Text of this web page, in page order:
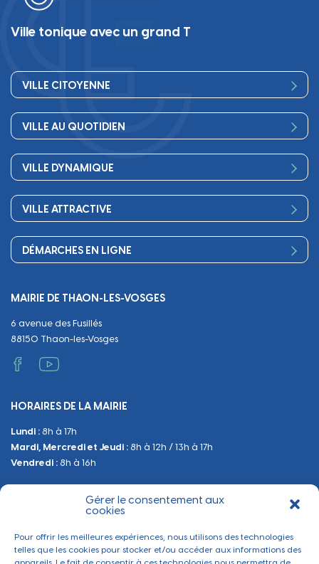
Gérer le consentement aux
cookies
Pour offrir les meilleures expériences, nous utilisons des technologies
telles que les cookies pour stocker et/ou accéder aux informations des
Ville tonique avec un grand T
VILLE CITOYENNE
Conseil Municipal
Les services de la Mairie
Finances
Démocratie participative
Publications
VILLE AU QUOTIDIEN
Petite enfance
Scolarité
Périscolaire
Séniors, social, santé
Circuler
Emploi
VILLE DYNAMIQUE
Culture
Associations
Equipements
VILLE ATTRACTIVE
Commerces et artisanat
Urbanisme
Tranquillité et sécurité
DÉMARCHES EN LIGNE
Décès
Papiers et citoyenneté
Administratif et technique
Manifestations
Urbanisme
Sanitaire et Sécurité
MAIRIE DE THAON-LES-VOSGES
6 avenue des Fusillés
88150 Thaon-les-Vosges
HORAIRES DE LA MAIRIE
Lundi : 8h à 17h
Mardi, Mercredi et Jeudi : 8h à 12h / 13h à 17h
Vendredi : 8h à 16h
BESOIN D'INFORMATIONS
Contactez-nous